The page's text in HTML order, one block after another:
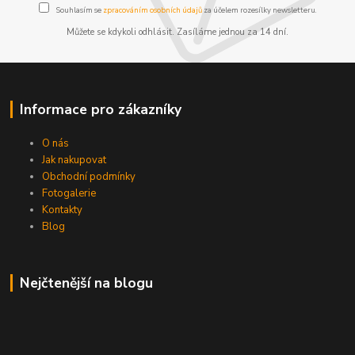
Souhlasím se zpracováním osobních údajůza účelem rozesílky newsletteru.
Můžete se kdykoli odhlásit. Zasíláme jednou za 14 dní.
Informace pro zákazníky
O nás
Jak nakupovat
Obchodní podmínky
Fotogalerie
Kontakty
Blog
Nejčtenější na blogu